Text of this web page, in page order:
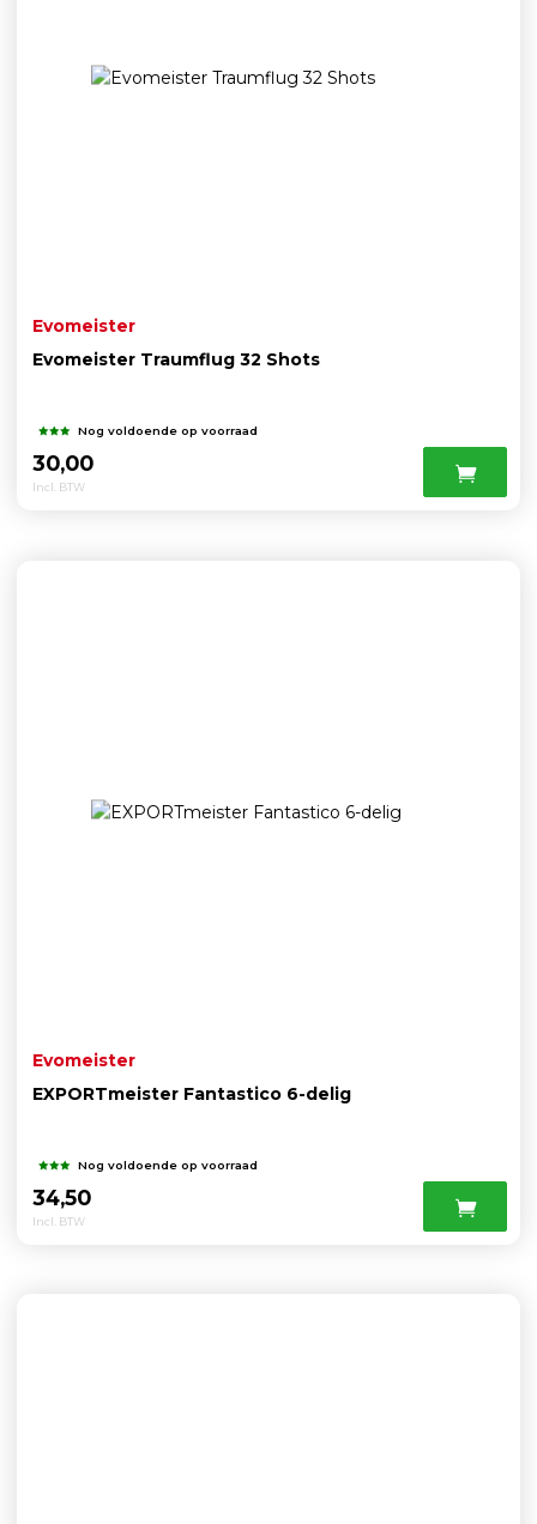
Evomeister
Evomeister Traumflug 32 Shots
Nog voldoende op voorraad
30,00
Incl. BTW
Evomeister
EXPORTmeister Fantastico 6-delig
Nog voldoende op voorraad
34,50
Incl. BTW